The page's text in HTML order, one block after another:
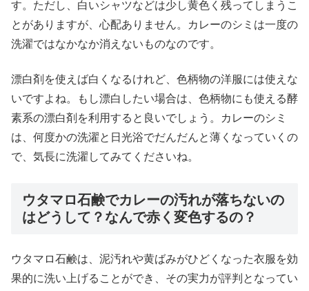
す。ただし、白いシャツなどは少し黄色く残ってしまうこ
とがありますが、心配ありません。カレーのシミは一度の
洗濯ではなかなか消えないものなのです。
漂白剤を使えば白くなるけれど、色柄物の洋服には使えな
いですよね。もし漂白したい場合は、色柄物にも使える酵
素系の漂白剤を利用すると良いでしょう。カレーのシミ
は、何度かの洗濯と日光浴でだんだんと薄くなっていくの
で、気長に洗濯してみてくださいね。
ウタマロ石鹸でカレーの汚れが落ちないの
はどうして？なんで赤く変色するの？
ウタマロ石鹸は、泥汚れや黄ばみがひどくなった衣服を効
果的に洗い上げることができ、その実力が評判となってい